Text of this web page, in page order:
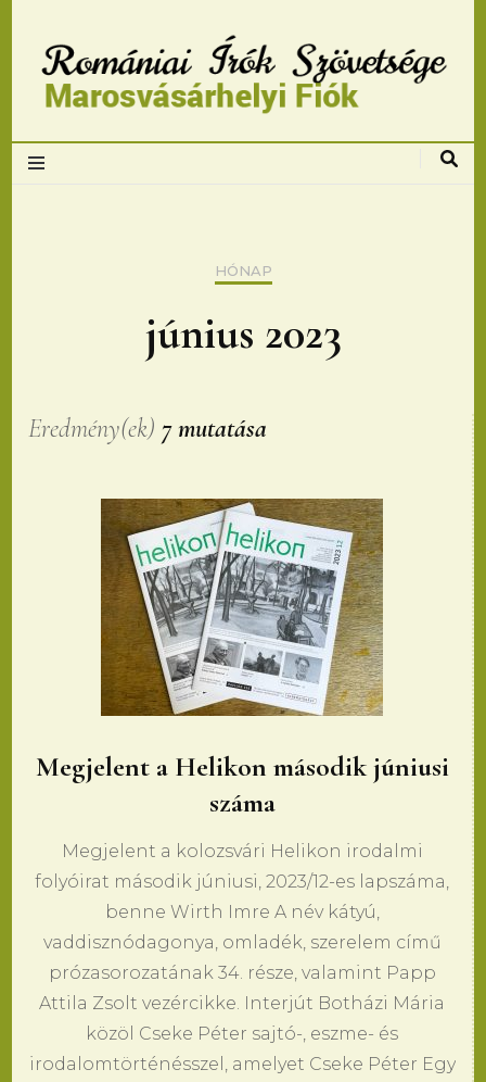
Romániai Írók
Marosvásárhelyi
HÓNAP
június 2023
Eredmény(ek) 7 mutatása
Megjelent a Helikon második júniusi
száma
Megjelent a kolozsvári Helikon irodalmi
folyóirat második júniusi, 2023/12-es lapszáma,
benne Wirth Imre A név kátyú,
vaddisznódagonya, omladék, szerelem című
prózasorozatának 34. része, valamint Papp
Attila Zsolt vezércikke. Interjút Botházi Mária
közöl Cseke Péter sajtó-, eszme- és
irodalomtörténésszel, amelyet Cseke Péter Egy